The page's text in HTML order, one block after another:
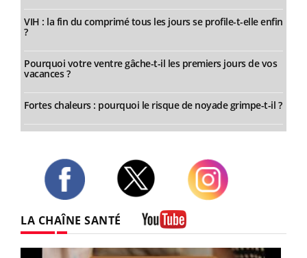
VIH : la fin du comprimé tous les jours se profile-t-elle enfin
?
Pourquoi votre ventre gâche-t-il les premiers jours de vos
vacances ?
Fortes chaleurs : pourquoi le risque de noyade grimpe-t-il ?
LA CHAÎNE SANTÉ